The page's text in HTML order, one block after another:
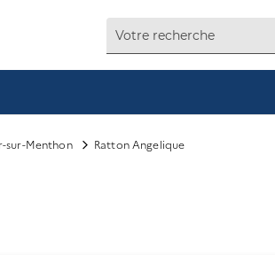
sur-Menthon Ratton Angelique